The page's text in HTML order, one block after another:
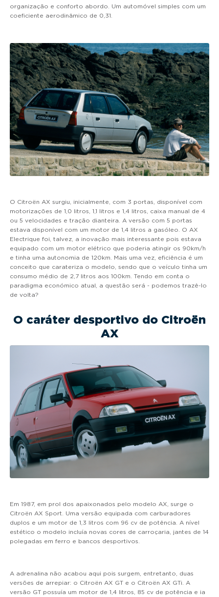
organização e conforto abordo. Um automóvel simples com um
coeficiente aerodinâmico de 0,31.
O Citroën AX surgiu, inicialmente, com 3 portas, disponível com
motorizações de 1,0 litros, 1,1 litros e 1,4 litros, caixa manual de 4
ou 5 velocidades e tração dianteira. A versão com 5 portas
estava disponível com um motor de 1,4 litros a gasóleo. O AX
Electrique foi, talvez, a inovação mais interessante pois estava
equipado com um motor elétrico que poderia atingir os 90km/h
e tinha uma autonomia de 120km. Mais uma vez, eficiência é um
conceito que carateriza o modelo, sendo que o veículo tinha um
consumo médio de 2,7 litros aos 100km. Tendo em conta o
paradigma económico atual, a questão será - podemos trazê-lo
de volta?
O caráter desportivo do Citroën
AX
Em 1987, em prol dos apaixonados pelo modelo AX, surge o
Citroën AX Sport. Uma versão equipada com carburadores
duplos e um motor de 1,3 litros com 96 cv de potência. A nível
estético o modelo incluía novas cores de carroçaria, jantes de 14
polegadas em ferro e bancos desportivos.
A adrenalina não acabou aqui pois surgem, entretanto, duas
versões de arrepiar: o Citroën AX GT e o Citroën AX GTi. A
versão GT possuía um motor de 1,4 litros, 85 cv de potência e ia